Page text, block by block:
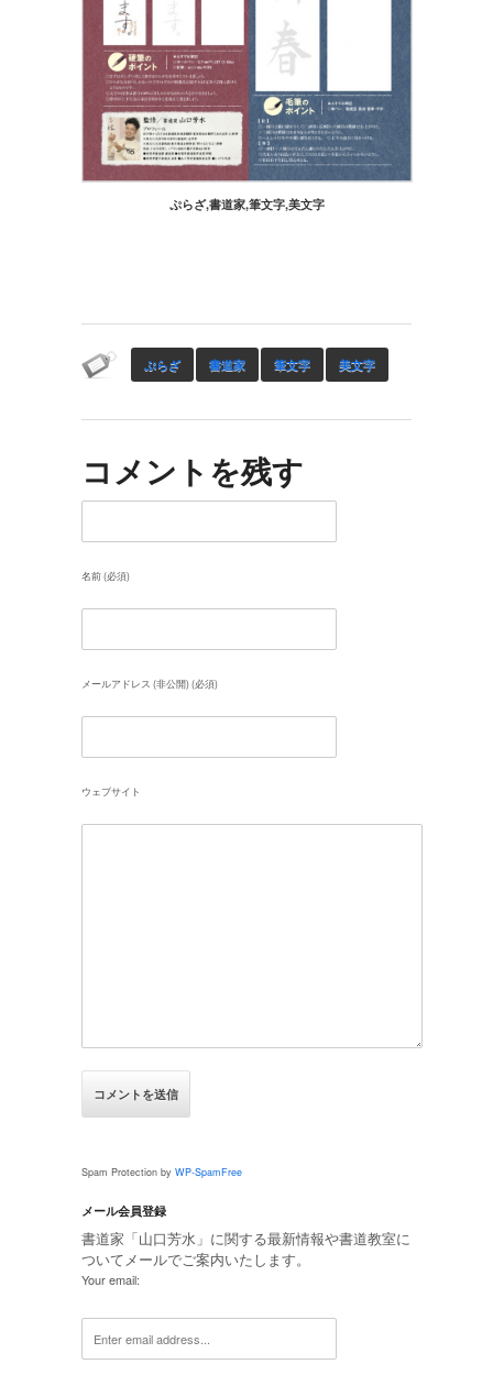
ぷらざ,書道家,筆文字,美文字
ぷらざ 書道家 筆文字 美文字
コメントを残す
名前 (必須)
メールアドレス (非公開) (必須)
ウェブサイト
Spam Protection by WP-SpamFree
メール会員登録
書道家「山口芳水」に関する最新情報や書道教室に
ついてメールでご案内いたします。
Your email: